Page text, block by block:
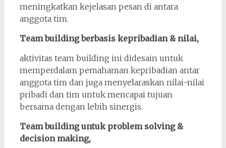
meningkatkan kejelasan pesan di antara
anggota tim.
Team building berbasis kepribadian & nilai,
aktivitas team building ini didesain untuk
memperdalam pemahaman kepribadian antar
anggota tim dan juga menyelaraskan nilai-nilai
pribadi dan tim untuk mencapai tujuan
bersama dengan lebih sinergis.
Team building untuk problem solving &
decision making,